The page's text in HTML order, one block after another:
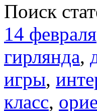
Поиск
14 февраля
гирлянда,
игры,
класс,